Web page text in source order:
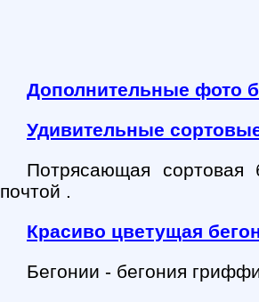
Дополнительные фото
Удивительные
Потрясающая сортовая
почтой .
Красиво цветущая
Бегонии - бегония